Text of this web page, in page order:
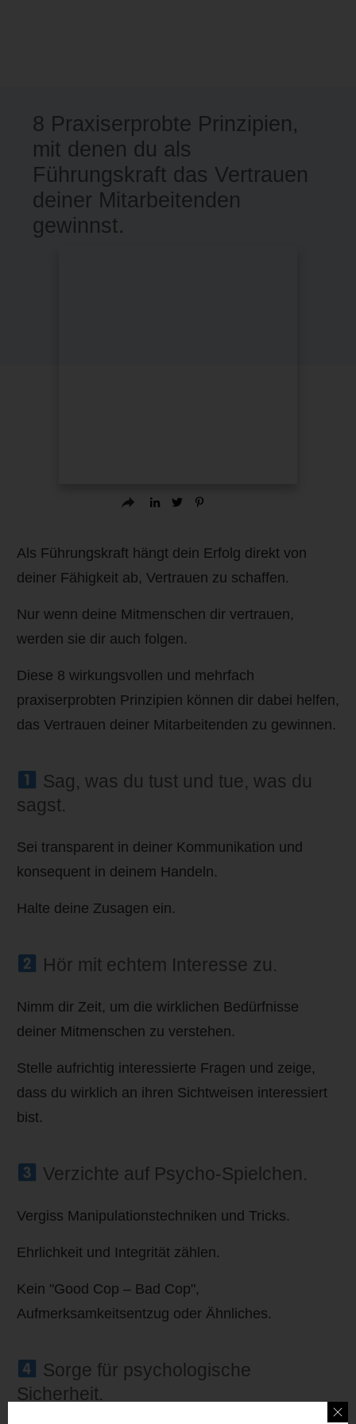
8 Praxiserprobte Prinzipien,
mit denen du als
Führungskraft das Vertrauen
deiner Mitarbeitenden
gewinnst.
Als Führungskraft hängt dein Erfolg direkt von
deiner Fähigkeit ab, Vertrauen zu schaffen.
Nur wenn deine Mitmenschen dir vertrauen,
werden sie dir auch folgen.
Diese 8 wirkungsvollen und mehrfach
praxiserprobten Prinzipien können dir dabei helfen,
das Vertrauen deiner Mitarbeitenden zu gewinnen.
Sag, was du tust und tue, was du
sagst.
Sei transparent in deiner Kommunikation und
konsequent in deinem Handeln.
Halte deine Zusagen ein.
Hör mit echtem Interesse zu.
Nimm dir Zeit, um die wirklichen Bedürfnisse
deiner Mitmenschen zu verstehen.
Stelle aufrichtig interessierte Fragen und zeige,
dass du wirklich an ihren Sichtweisen interessiert
bist.
Verzichte auf Psycho-Spielchen.
Vergiss Manipulationstechniken und Tricks.
Ehrlichkeit und Integrität zählen.
Kein "Good Cop – Bad Cop",
Aufmerksamkeitsentzug oder Ähnliches.
Sorge für psychologische
Sicherheit.